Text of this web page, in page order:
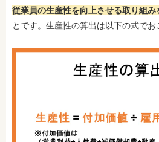
従業員の生産性を向上させる取り組
とです。生産性の算出は以下の式でお